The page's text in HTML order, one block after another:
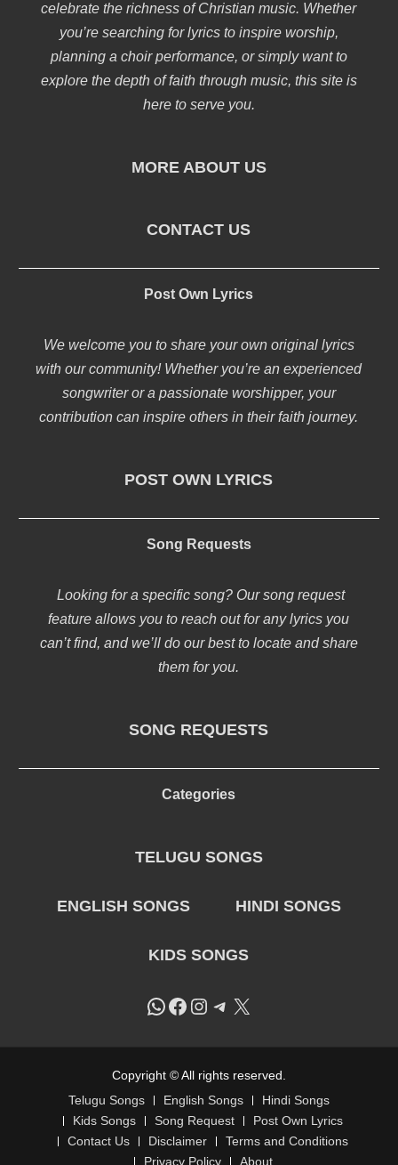
celebrate the richness of Christian music. Whether
you’re searching for lyrics to inspire worship,
planning a choir performance, or simply want to
explore the depth of faith through music, this site is
here to serve you.
MORE ABOUT US
CONTACT US
Post Own Lyrics
We welcome you to share your own original lyrics
with our community! Whether you’re an experienced
songwriter or a passionate worshipper, your
contribution can inspire others in their faith journey.
POST OWN LYRICS
Song Requests
Looking for a specific song? Our song request
feature allows you to reach out for any lyrics you
can’t find, and we’ll do our best to locate and share
them for you.
SONG REQUESTS
Categories
TELUGU SONGS
ENGLISH SONGS HINDI SONGS
KIDS SONGS
WhatsApp
Facebook
Instagram
Telegram
X
Copyright © All rights reserved.
Telugu Songs
English Songs
Hindi Songs
Kids Songs
Song Request
Post Own Lyrics
Contact Us
Disclaimer
Terms and Conditions
Privacy Policy
About